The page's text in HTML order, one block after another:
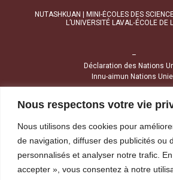
Nous respectons votre vie
Nous utilisons des cookies pour
de navigation, diffuser des publicités ou
personnalisés et analyser notre trafic.
accepter », vous consentez à notre
NUTASHKUAN | MINI-ÉCOLES DES
L’UNIVERSITÉ LAVAL‑ÉCOLE DE
–
Déclaration des Nations
Innu-aimun Nations
NOUS JOINDRE
1034, avenue Brochu
Tél :418 968-4424